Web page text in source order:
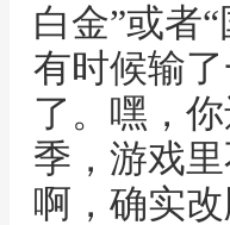
白金”或者
有时候输
了。嘿，
季，游戏
啊，确实